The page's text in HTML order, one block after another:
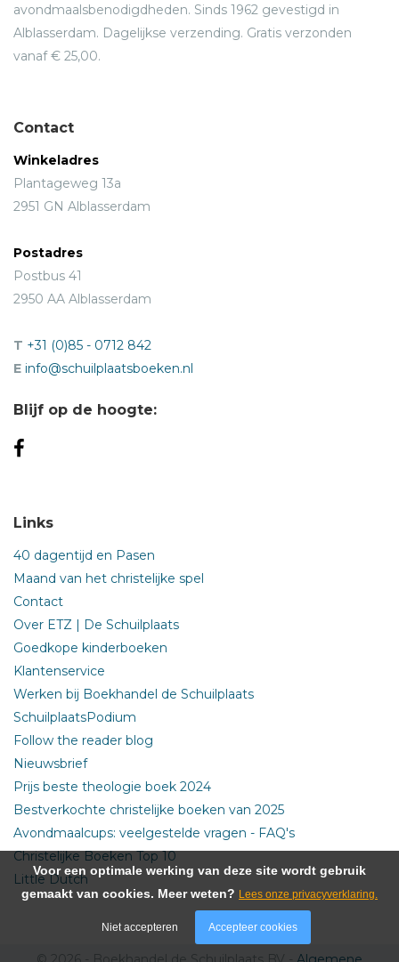
avondmaalsbenodigdheden. Sinds 1962 gevestigd in
Alblasserdam. Dagelijkse verzending. Gratis verzonden
vanaf € 25,00.
Contact
Winkeladres
Plantageweg 13a
2951 GN Alblasserdam
Postadres
Postbus 41
2950 AA Alblasserdam
T +31 (0)85 - 0712 842
E info@schuilplaatsboeken.nl
Blijf op de hoogte:
Links
40 dagentijd en Pasen
Maand van het christelijke spel
Contact
Over ETZ | De Schuilplaats
Goedkope kinderboeken
Klantenservice
Werken bij Boekhandel de Schuilplaats
SchuilplaatsPodium
Follow the reader blog
Nieuwsbrief
Prijs beste theologie boek 2024
Bestverkochte christelijke boeken van 2025
Avondmaalcups: veelgestelde vragen - FAQ's
Christelijke Boeken Top 10
Little Dutch
Voor een optimale werking van deze site wordt gebruik
gemaakt van cookies. Meer weten? Lees onze privacyverklaring.
Niet accepteren Accepteer cookies